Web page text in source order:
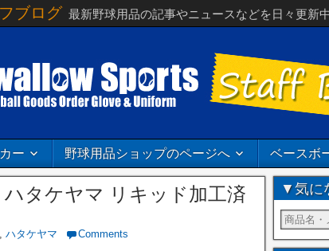
ブログ 最新野球用品の記事やニュースなどを日々更新
ー 野球用品ショップのページへ ベースボ
ハタケヤマ リキッド加工済
, ハタケヤマ Comments
▼気に